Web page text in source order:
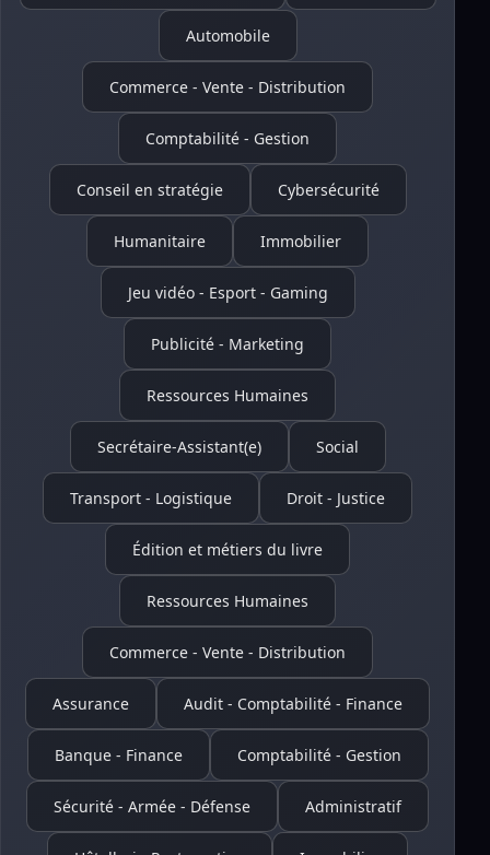
Automobile
Commerce - Vente - Distribution
Comptabilité - Gestion
Conseil en stratégie Cybersécurité
Humanitaire Immobilier
Jeu vidéo - Esport - Gaming
Publicité - Marketing
Ressources Humaines
Secrétaire-Assistant(e) Social
Transport - Logistique Droit - Justice
Édition et métiers du livre
Ressources Humaines
Commerce - Vente - Distribution
Assurance Audit - Comptabilité - Finance
Banque - Finance Comptabilité - Gestion
Sécurité - Armée - Défense Administratif